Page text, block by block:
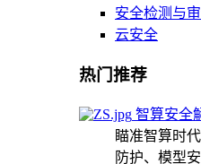
安全检测与
云安全
热门推荐
智算安全
瞄准智算时
防护、模型